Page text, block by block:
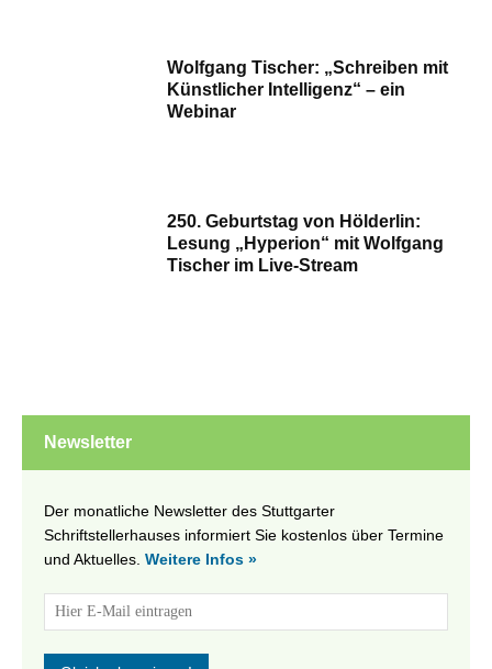
Wolfgang Tischer: „Schreiben mit
Künstlicher Intelligenz“ – ein
Webinar
250. Geburtstag von Hölderlin:
Lesung „Hyperion“ mit Wolfgang
Tischer im Live-Stream
Newsletter
Der monatliche Newsletter des Stuttgarter
Schriftstellerhauses informiert Sie kostenlos über Termine
und Aktuelles. Weitere Infos »